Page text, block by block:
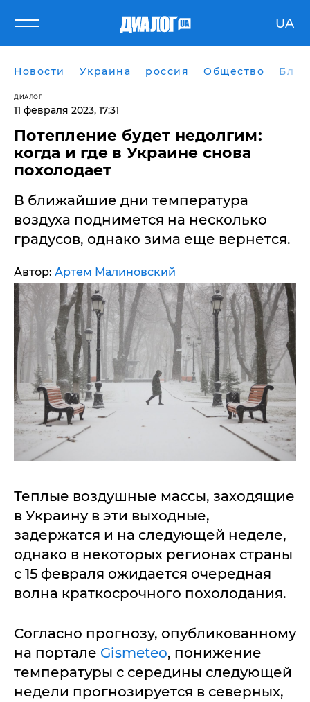
UA
Новости Украина россия Общество
ДИАЛОГ
11 февраля 2023, 17:31
Потепление будет недолгим:
когда и где в Украине снова
похолодает
В ближайшие дни температура
воздуха поднимется на несколько
градусов, однако зима еще вернется.
Автор: Артем Малиновский
Теплые воздушные массы, заходящие
в Украину в эти выходные,
задержатся и на следующей неделе,
однако в некоторых регионах страны
с 15 февраля ожидается очередная
волна краткосрочного похолодания.
Согласно прогнозу, опубликованному
на портале Gismeteo, понижение
температуры с середины следующей
недели прогнозируется в северных,